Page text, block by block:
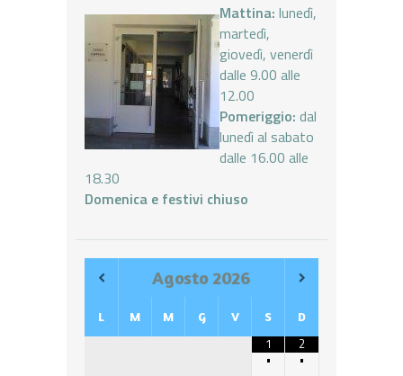
Mattina: lunedì,
martedì,
giovedì, venerdì
dalle 9.00 alle
12.00
Pomeriggio: dal
lunedì al sabato
dalle 16.00 alle
18.30
Domenica e festivi chiuso
Agosto 2026
L M M G V S D
1
•
2
•